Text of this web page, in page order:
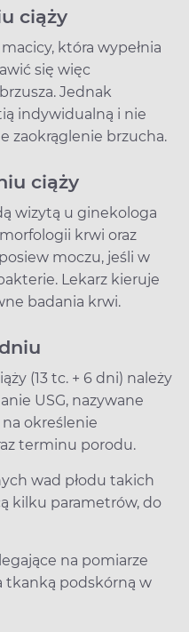
ciąży
która wypełnia
się więc
Jednak
indywidualną i nie
zaokrąglenie brzucha.
ciąży
wizytą u ginekologa
krwi oraz
moczu, jeśli w
Lekarz kieruje
badania krwi.
(13 tc. + 6 dni) należy
USG, nazywane
określenie
terminu porodu.
wad płodu takich
kilku parametrów, do
na pomiarze
tkanką podskórną w